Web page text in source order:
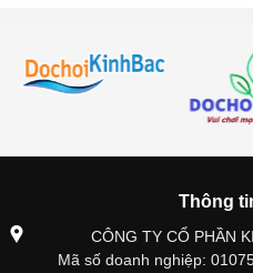
Thông
CÔNG TY CỔ PHẦN
Mã số doanh nghiệp: